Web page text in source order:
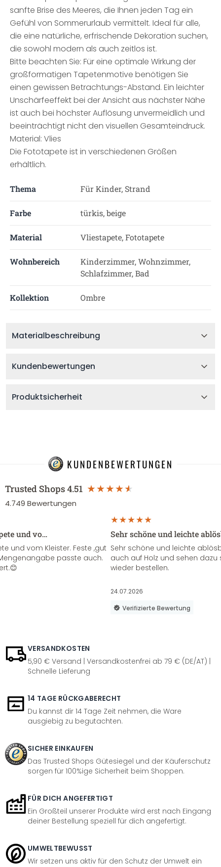
sanfte Brise des Meeres, die Ihnen jeden Tag ein
Gefühl von Sommerurlaub vermittelt. Ideal für alle,
die eine natürliche, erfrischende Dekoration suchen,
die sowohl modern als auch zeitlos ist.
Bitte beachten Sie: Für eine optimale Wirkung der
großformatigen Tapetenmotive benötigen Sie
einen gewissen Betrachtungs-Abstand. Ein leichter
Unschärfeeffekt bei der Ansicht aus nächster Nähe
ist auch bei höchster Auflösung unvermeidlich und
beeinträchtigt nicht den visuellen Gesamteindruck.
Material: Vlies
Die Fototapete ist in verschiedenen Größen
erhältlich.
Thema Für Kinder, Strand
Farbe türkis, beige
Material Vliestapete, Fototapete
Wohnbereich
Kinderzimmer, Wohnzimmer,
Schlafzimmer, Bad
Kollektion Ombre
Materialbeschreibung
Kundenbewertungen
Produktsicherheit
KUNDENBEWERTUNGEN
Trusted Shops4.51
4.749 Bewertungen
und vo…
und vom Kleister. Feste ,gut
passte auch.
Sehr schöne und leichte
Sehr schöne und leichte
auch auf Holz und sehen
wieder bestellen.
24.07.2026
Verifizierte Bewertung
VERSANDKOSTEN
5,90 € Versand | Versandkostenfrei ab 79 € (DE/AT) |
Schnelle Lieferung
14 TAGE RÜCKGABERECHT
Du kannst dir 14 Tage Zeit nehmen, die Ware
ausgiebig zu begutachten.
SICHER EINKAUFEN
Das Trusted Shops Gütesiegel und der Käuferschutz
sorgen für 100%ige Sicherheit beim Shoppen.
FÜR DICH ANGEFERTIGT
Ein Großteil unserer Produkte wird erst nach Eingang
deiner Bestellung speziell für dich angefertigt.
UMWELTBEWUSST
Wir setzen uns aktiv für den Schutz der Umwelt ein